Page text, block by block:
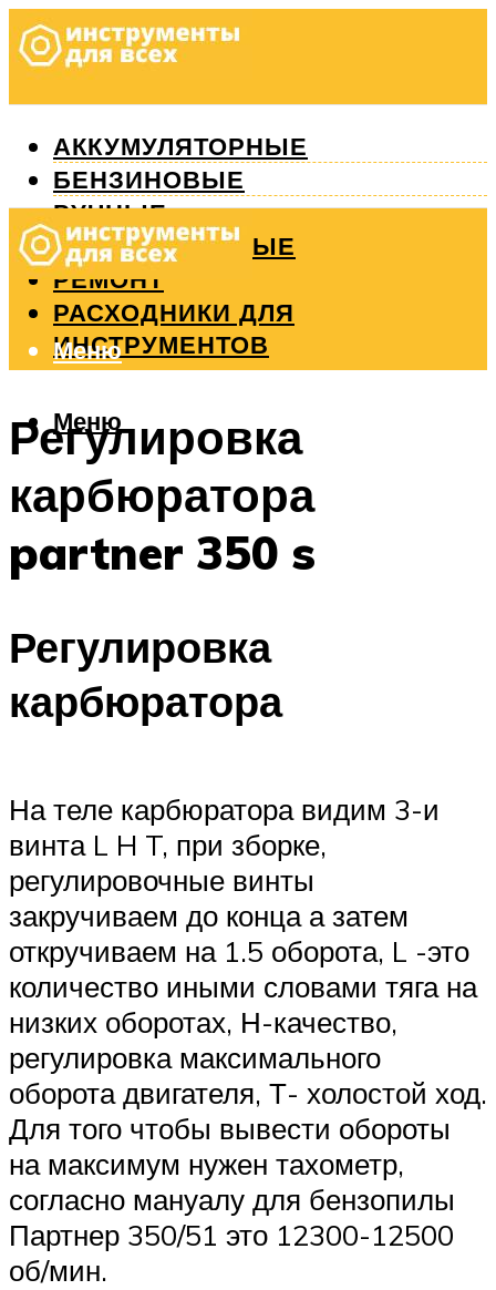
АККУМУЛЯТОРНЫЕ
БЕНЗИНОВЫЕ
РУЧНЫЕ
ИЗМЕРИТЕЛЬНЫЕ
РЕМОНТ
РАСХОДНИКИ ДЛЯ
ИНСТРУМЕНТОВ
Меню
Меню
Регулировка
карбюратора
partner 350 s
Регулировка
карбюратора
На теле карбюратора видим 3-и
винта L H T, при зборке,
регулировочные винты
закручиваем до конца а затем
откручиваем на 1.5 оборота, L -это
количество иными словами тяга на
низких оборотах, Н-качество,
регулировка максимального
оборота двигателя, Т- холостой ход.
Для того чтобы вывести обороты
на максимум нужен тахометр,
согласно мануалу для бензопилы
Партнер 350/51 это 12300-12500
об/мин.